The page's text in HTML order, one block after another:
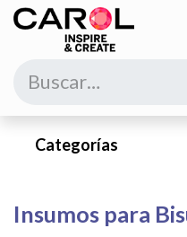
Ir al contenido
Categorías
Insumos para